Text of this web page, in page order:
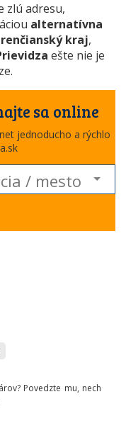
zlú adresu,
alternatívna
kraj,
ešte nie je
sa online
jednoducho a rýchlo
Povedzte mu, nech